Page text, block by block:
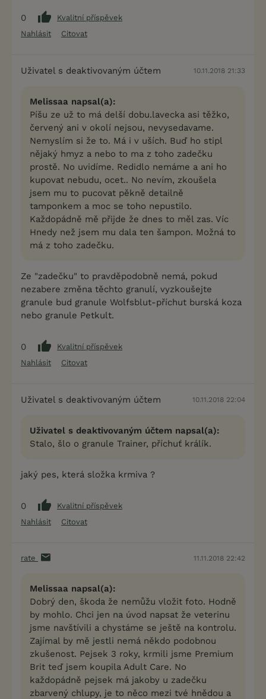
0
Kvalitní příspěvek
Nahlásit
Citovat
Uživatel s deaktivovaným účtem 10.11.2018 21:33
Melissaa napsal(a):
Píšu ze už to má delší dobu.lavecka asi těžko,
červený ani v okolí nejsou, nevysedavame.
Nemyslím si že to. Má i v uších. Buď ho stipl
nějaký hmyz a nebo to ma z toho zadečku
prostě. No uvidíme. Redidlo nemáme a ani ho
kupovat nebudu, ocet.. No nevím, zkoušela
jsem mu to pucovat pěkně detailně
tamponkem a moc se toho nepustilo.
Každopádně mě přijde že dnes to měl zas. Víc
Hnedy než jsem mu dala ten šampon. Možná to
má z toho zadečku.
Ze "zadečku" to pravděpodobně nemá, pokud
nezabere změna těchto granulí, vyzkoušejte
granule bud granule Wolfsblut-příchut burská koza
nebo granule Petkult.
0
Kvalitní příspěvek
Nahlásit
Citovat
Uživatel s deaktivovaným účtem 10.11.2018 22:04
Uživatel s deaktivovaným účtem napsal(a):
Stalo, šlo o granule Trainer, příchuť králík.
jaký pes, která složka krmiva ?
0
Kvalitní příspěvek
Nahlásit
Citovat
rate 11.11.2018 22:42
Melissaa napsal(a):
Dobrý den, škoda že nemůžu vložit foto. Hodně
by mohlo. Chci jen na úvod napsat že veterinu
jsme navštívili a chystáme se ještě na kontrolu.
Zajímal by mě jestli nemá někdo podobnou
zkušenost. Pejsek 3 roky, krmili jsme Premium
Brit teď jsem koupila Adult Care. No
každopádně pejsek má jakoby u zadečku
zbarvený chlupy, je to něco mezi tvé hnědou a